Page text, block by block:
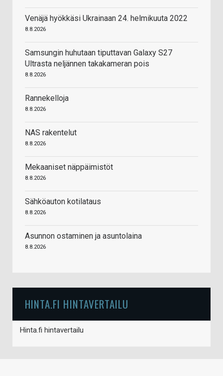
Venäjä hyökkäsi Ukrainaan 24. helmikuuta 2022
8.8.2026
Samsungin huhutaan tiputtavan Galaxy S27
Ultrasta neljännen takakameran pois
8.8.2026
Rannekelloja
8.8.2026
NAS rakentelut
8.8.2026
Mekaaniset näppäimistöt
8.8.2026
Sähköauton kotilataus
8.8.2026
Asunnon ostaminen ja asuntolaina
8.8.2026
HINTA.FI HINTAVERTAILU
Hinta.fi hintavertailu